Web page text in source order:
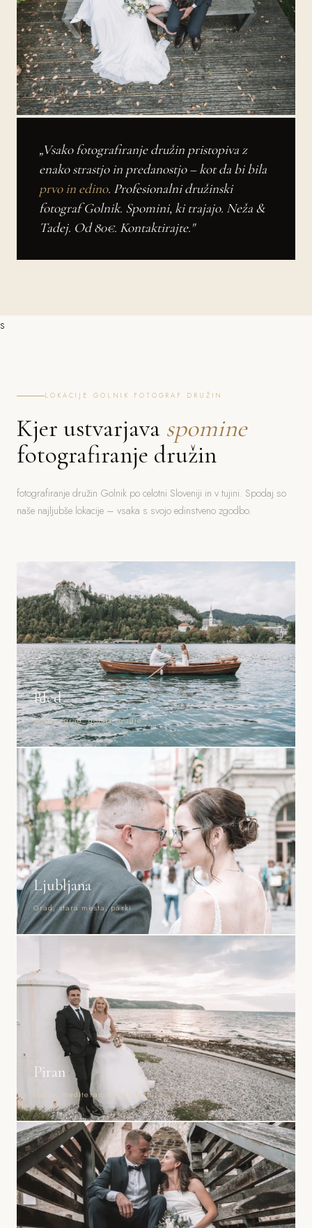
„Vsako fotografiranje družin pristopiva z
enako strastjo in predanostjo – kot da bi bila
prvo in edino. Profesionalni družinski
fotograf Golnik. Spomini, ki trajajo. Neža &
Tadej. Od 80€. Kontaktirajte."
s
LOKACIJE GOLNIK FOTOGRAF DRUŽIN
Kjer ustvarjava spomine
fotografiranje družin
fotografiranje družin Golnik po celotni Sloveniji in v tujini. Spodaj so
naše najljubše lokacije – vsaka s svojo edinstveno zgodbo.
Bled
Jezero, grad, gorski ozadje
Ljubljana
Grad, stara mesta, parki
Piran
Morje, mediteranska arhitektura